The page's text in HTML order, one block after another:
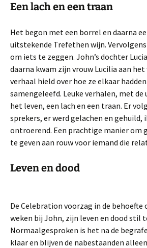
Een lach en een traan
Het begon met een borrel en daarna
uitstekende Trefethen wijn.
om iets te zeggen. John’s dochter
daarna kwam zijn vrouw Lucilia aan
verhaal hield over hoe ze elkaar
samengeleefd. Leuke verhalen, met de
het leven, een lach en een traan. Er
sprekers, er werd gelachen en gehuild,
ontroerend. Een prachtige manier om
te geven aan rouw voor iemand die
Leven en dood
De Celebration voorzag in de behoefte
weken bij John, zijn leven en dood stil
Normaalgesproken is het na de
klaar en blijven de nabestaanden